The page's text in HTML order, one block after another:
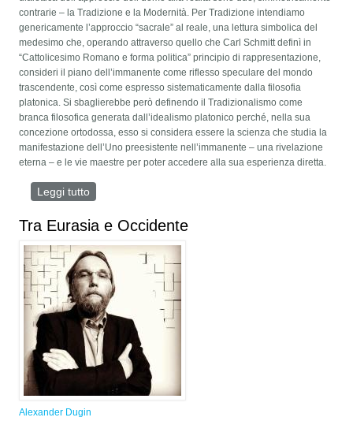
contrarie – la Tradizione e la Modernità. Per Tradizione intendiamo
genericamente l’approccio “sacrale” al reale, una lettura simbolica del
medesimo che, operando attraverso quello che Carl Schmitt definì in
“Cattolicesimo Romano e forma politica” principio di rappresentazione,
consideri il piano dell’immanente come riflesso speculare del mondo
trascendente, così come espresso sistematicamente dalla filosofia
platonica. Si sbaglierebbe però definendo il Tradizionalismo come
branca filosofica generata dall’idealismo platonico perché, nella sua
concezione ortodossa, esso si considera essere la scienza che studia la
manifestazione dell’Uno preesistente nell’immanente – una rivelazione
eterna – e le vie maestre per poter accedere alla sua esperienza diretta.
Leggi tutto
Tra Eurasia e Occidente
Alexander Dugin